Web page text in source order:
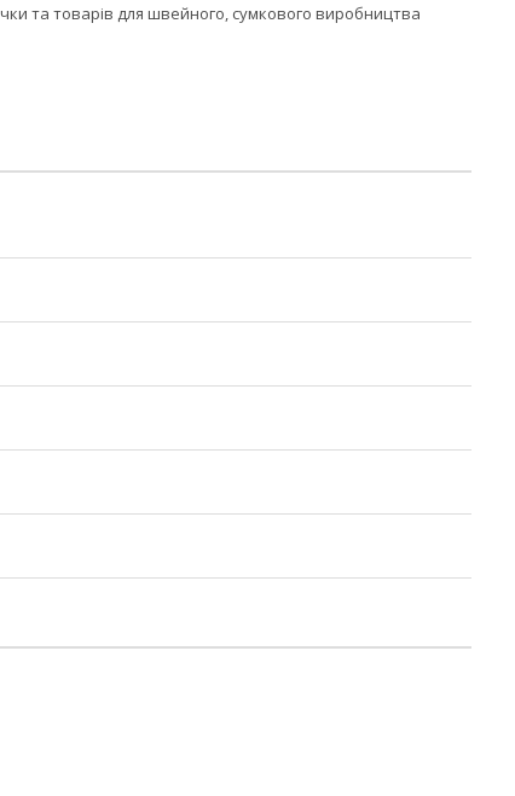
та товарів для швейного, сумкового виробництва